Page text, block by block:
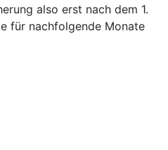
also erst nach dem 1.
für nachfolgende Monate